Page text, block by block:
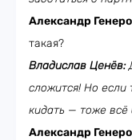
Александр
такая?
Владислав Ценёв:
сложится! Но если
кидать — тоже всё
Александр